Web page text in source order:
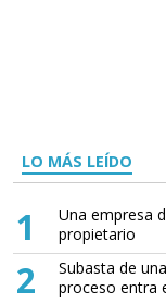
LO MÁS LEÍDO
1
Una empresa
propietario
2
Subasta de
proceso entra